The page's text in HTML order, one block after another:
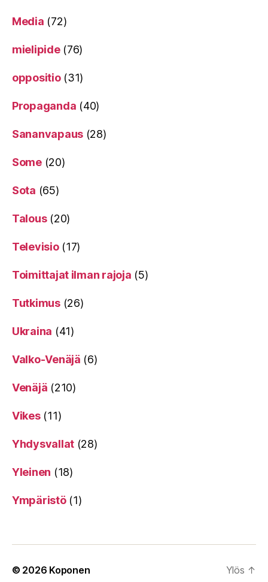
Media (72)
mielipide(76)
oppositio(31)
Propaganda (40)
Sananvapaus (28)
Some(20)
Sota (65)
Talous(20)
Televisio(17)
Toimittajat ilman rajoja (5)
Tutkimus(26)
Ukraina (41)
Valko-Venäjä (6)
Venäjä (210)
Vikes(11)
Yhdysvallat (28)
Yleinen (18)
Ympäristö(1)
© 2026 Koponen Ylös ↑